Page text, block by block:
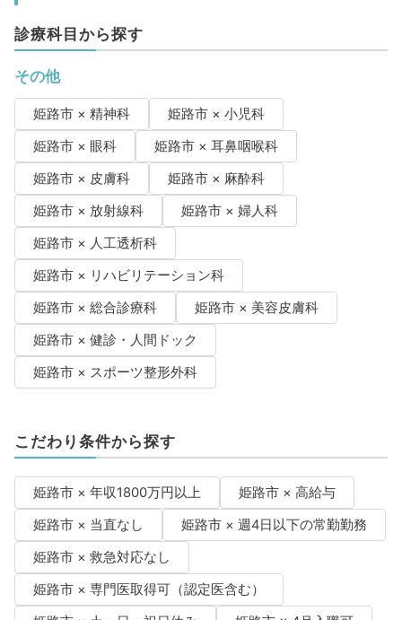
診療科目から探す
その他
姫路市 × 精神科
姫路市 × 小児科
姫路市 × 眼科
姫路市 × 耳鼻咽喉科
姫路市 × 皮膚科
姫路市 × 麻酔科
姫路市 × 放射線科
姫路市 × 婦人科
姫路市 × 人工透析科
姫路市 × リハビリテーション科
姫路市 × 総合診療科
姫路市 × 美容皮膚科
姫路市 × 健診・人間ドック
姫路市 × スポーツ整形外科
こだわり条件から探す
姫路市 × 年収1800万円以上
姫路市 × 高給与
姫路市 × 当直なし
姫路市 × 週4日以下の常勤勤務
姫路市 × 救急対応なし
姫路市 × 専門医取得可（認定医含む）